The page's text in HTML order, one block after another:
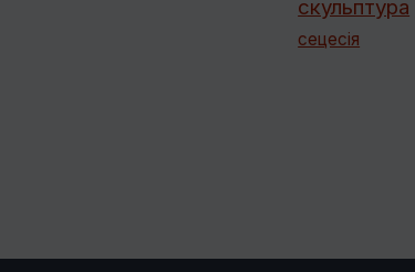
скульптура
сецесія